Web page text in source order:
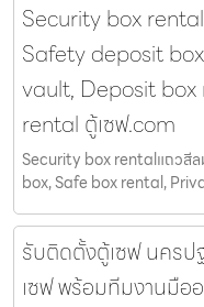
Security box
Safety deposit
vault, Deposit box
rental ตู้เซฟ.com
Security box rentalแถวสี
box, Safe box rental,
รับติดตั้งตู้เซฟ นครป
เซฟ พร้อมทีมงานมือ